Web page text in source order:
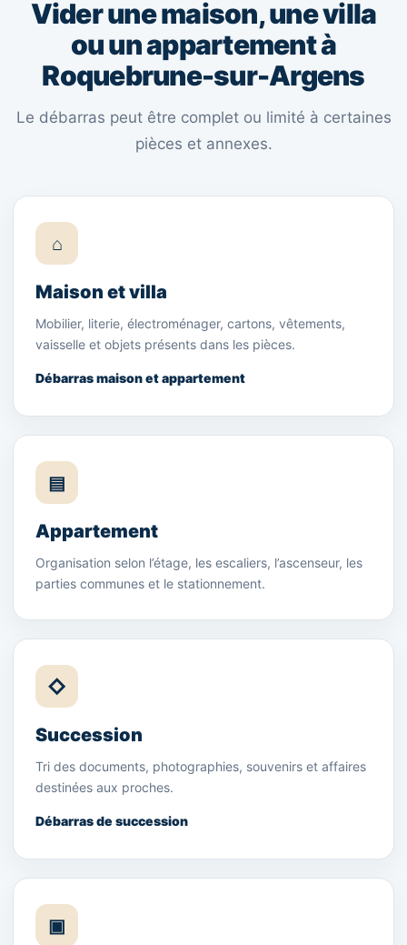
Vider une maison, une villa
ou un appartement à
Roquebrune-sur-Argens
Le débarras peut être complet ou limité à certaines
pièces et annexes.
⌂
Maison et villa
Mobilier, literie, électroménager, cartons, vêtements,
vaisselle et objets présents dans les pièces.
Débarras maison et appartement
▤
Appartement
Organisation selon l’étage, les escaliers, l’ascenseur, les
parties communes et le stationnement.
◇
Succession
Tri des documents, photographies, souvenirs et affaires
destinées aux proches.
Débarras de succession
▣